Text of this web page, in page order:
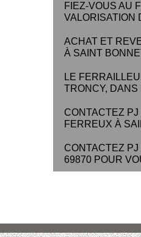
FIEZ-VOUS AU
VALORISATION
ACHAT ET
À SAINT
LE
TRONCY, DANS
CONTACTEZ
FERREUX À
CONTACTEZ
69870 POUR